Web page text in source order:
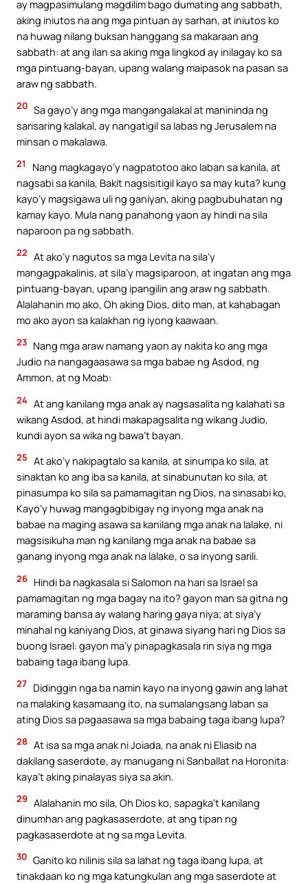
ay magpasimulang magdilim bago dumating ang sabbath,
aking iniutos na ang mga pintuan ay sarhan, at iniutos ko
na huwag nilang buksan hanggang sa makaraan ang
sabbath: at ang ilan sa aking mga lingkod ay inilagay ko sa
mga pintuang-bayan, upang walang maipasok na pasan sa
araw ng sabbath.
20 Sa gayo’y ang mga mangangalakal at manininda ng
sarisaring kalakal, ay nangatigil sa labas ng Jerusalem na
minsan o makalawa.
21
Nang magkagayo’y nagpatotoo ako laban sa kanila, at
nagsabi sa kanila, Bakit nagsisitigil kayo sa may kuta? kung
kayo’y magsigawa uli ng ganiyan, aking pagbubuhatan ng
kamay kayo. Mula nang panahong yaon ay hindi na sila
naparoon pa ng sabbath.
22 At ako’y nagutos sa mga Levita na sila’y
mangagpakalinis, at sila’y magsiparoon, at ingatan ang mga
pintuang-bayan, upang ipangilin ang araw ng sabbath.
Alalahanin mo ako, Oh aking Dios, dito man, at kahabagan
mo ako ayon sa kalakhan ng iyong kaawaan.
23 Nang mga araw namang yaon ay nakita ko ang mga
Judio na nangagaasawa sa mga babae ng Asdod, ng
Ammon, at ng Moab:
24 At ang kanilang mga anak ay nagsasalita ng kalahati sa
wikang Asdod, at hindi makapagsalita ng wikang Judio,
kundi ayon sa wika ng bawa’t bayan.
25 At ako’y nakipagtalo sa kanila, at sinumpa ko sila, at
sinaktan ko ang iba sa kanila, at sinabunutan ko sila, at
pinasumpa ko sila sa pamamagitan ng Dios, na sinasabi ko,
Kayo’y huwag mangagbibigay ng inyong mga anak na
babae na maging asawa sa kanilang mga anak na lalake, ni
magsisikuha man ng kanilang mga anak na babae sa
ganang inyong mga anak na lalake, o sa inyong sarili.
26 Hindi ba nagkasala si Salomon na hari sa Israel sa
pamamagitan ng mga bagay na ito? gayon man sa gitna ng
maraming bansa ay walang haring gaya niya; at siya’y
minahal ng kaniyang Dios, at ginawa siyang hari ng Dios sa
buong Israel: gayon ma’y pinapagkasala rin siya ng mga
babaing taga ibang lupa.
27 Didinggin nga ba namin kayo na inyong gawin ang lahat
na malaking kasamaang ito, na sumalangsang laban sa
ating Dios sa pagaasawa sa mga babaing taga ibang lupa?
28 At isa sa mga anak ni Joiada, na anak ni Eliasib na
dakilang saserdote, ay manugang ni Sanballat na Horonita:
kaya’t aking pinalayas siya sa akin.
29 Alalahanin mo sila, Oh Dios ko, sapagka’t kanilang
dinumhan ang pagkasaserdote, at ang tipan ng
pagkasaserdote at ng sa mga Levita.
30 Ganito ko nilinis sila sa lahat ng taga ibang lupa, at
tinakdaan ko ng mga katungkulan ang mga saserdote at